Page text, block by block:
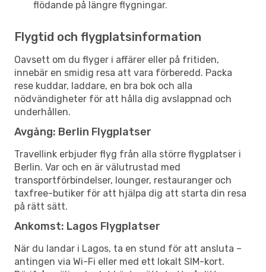
flödande på längre flygningar.
Flygtid och flygplatsinformation
Oavsett om du flyger i affärer eller på fritiden,
innebär en smidig resa att vara förberedd. Packa
rese kuddar, laddare, en bra bok och alla
nödvändigheter för att hålla dig avslappnad och
underhållen.
Avgång: Berlin Flygplatser
Travellink erbjuder flyg från alla större flygplatser i
Berlin. Var och en är välutrustad med
transportförbindelser, lounger, restauranger och
taxfree-butiker för att hjälpa dig att starta din resa
på rätt sätt.
Ankomst: Lagos Flygplatser
När du landar i Lagos, ta en stund för att ansluta –
antingen via Wi-Fi eller med ett lokalt SIM-kort.